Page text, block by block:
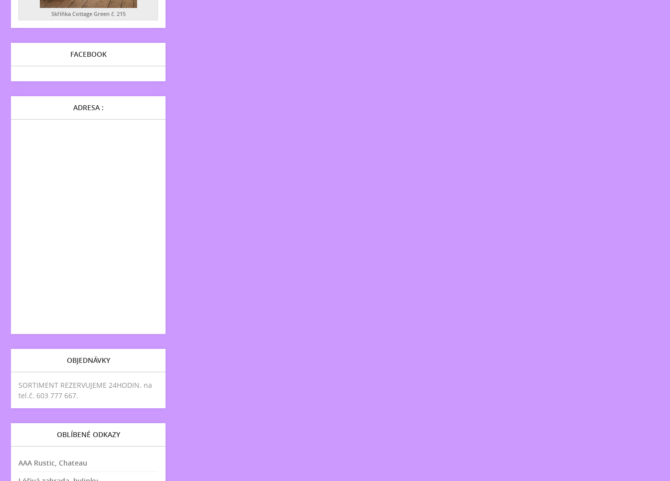
Skříňka Cottage Green č. 215
FACEBOOK
ADRESA :
OBJEDNÁVKY
SORTIMENT REZERVUJEME 24HODIN. na
tel.č. 603 777 667.
OBLÍBENÉ ODKAZY
AAA Rustic, Chateau